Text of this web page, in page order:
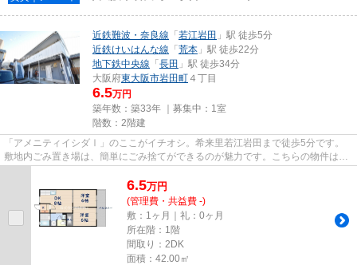
近鉄難波・奈良線 「若江岩田 」駅 徒歩5分
近鉄けいはんな線 「荒本 」駅 徒歩22分
地下鉄中央線 「長田 」駅 徒歩34分
大阪府東大阪市岩田町 ４丁目
6.5万円
築年数：築33年 ｜募集中： 1室
階数：2階建
「アメニティイシダⅠ」のここがイチオシ。希来里若江岩田まで徒歩5分です。
敷地内ごみ置き場は、簡単にごみ捨てができるのが魅力です。こちらの物件はア
パートです。できるだけ早めに...
6.5万円
(管理費・共益費 -)
敷：1ヶ月｜礼：0ヶ月
所在階：1階
間取り：2DK
面積：42.00㎡